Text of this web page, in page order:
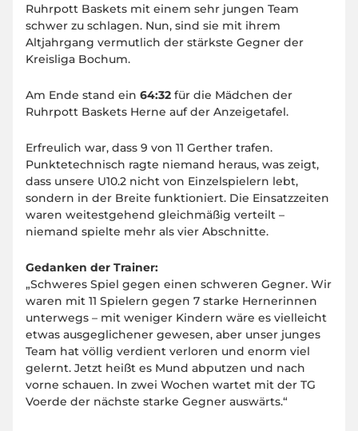
Ruhrpott Baskets mit einem sehr jungen Team
schwer zu schlagen. Nun, sind sie mit ihrem
Altjahrgang vermutlich der stärkste Gegner der
Kreisliga Bochum.
Am Ende stand ein 64:32 für die Mädchen der
Ruhrpott Baskets Herne auf der Anzeigetafel.
Erfreulich war, dass 9 von 11 Gerther trafen.
Punktetechnisch ragte niemand heraus, was zeigt,
dass unsere U10.2 nicht von Einzelspielern lebt,
sondern in der Breite funktioniert. Die Einsatzzeiten
waren weitestgehend gleichmäßig verteilt –
niemand spielte mehr als vier Abschnitte.
Gedanken der Trainer:
„Schweres Spiel gegen einen schweren Gegner. Wir
waren mit 11 Spielern gegen 7 starke Hernerinnen
unterwegs – mit weniger Kindern wäre es vielleicht
etwas ausgeglichener gewesen, aber unser junges
Team hat völlig verdient verloren und enorm viel
gelernt. Jetzt heißt es Mund abputzen und nach
vorne schauen. In zwei Wochen wartet mit der TG
Voerde der nächste starke Gegner auswärts.“